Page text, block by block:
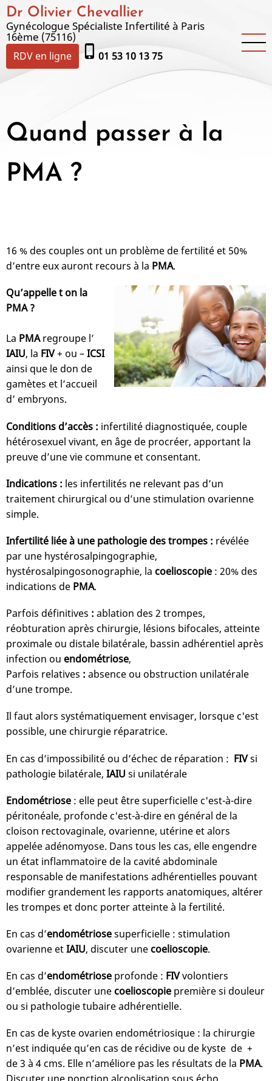
Aller
au
contenu
principal
Dr Olivier Chevallier
Gynécologue Spécialiste Infertilité à Paris
16ème (75116)
RDV en ligne phone_iphone 01 53 10 13 75
Quand passer à la
PMA ?
16 % des couples ont un problème de fertilité et 50%
d’entre eux auront recours à la PMA.
Qu’appelle t on la
PMA ?
La PMAregroupe l’
IAIU, la FIV+ ou –ICSI
ainsi que le don de
gamètes et l’accueil
d’ embryons.
Conditions d’accès : infertilité diagnostiquée, couple
hétérosexuel vivant, en âge de procréer, apportant la
preuve d’une vie commune et consentant.
Indications : les infertilités ne relevant pas d’un
traitement chirurgical ou d’une stimulation ovarienne
simple.
Infertilité liée à une pathologie des trompes : révélée
par une hystérosalpingographie,
hystérosalpingosonographie, la coelioscopie : 20% des
indications de PMA.
Parfois définitives : ablation des 2 trompes,
réobturation après chirurgie, lésions bifocales, atteinte
proximale ou distale bilatérale, bassin adhérentiel après
infection ou endométriose,
Parfois relatives : absence ou obstruction unilatérale
d’une trompe.
Il faut alors systématiquement envisager, lorsque c'est
possible, une chirurgie réparatrice.
En cas d’impossibilité ou d’échec de réparation : FIVsi
pathologie bilatérale, IAIU si unilatérale
Endométriose : elle peut être superficielle c'est-à-dire
péritonéale, profonde c'est-à-dire en général de la
cloison rectovaginale, ovarienne, utérine et alors
appelée adénomyose. Dans tous les cas, elle engendre
un état inflammatoire de la cavité abdominale
responsable de manifestations adhérentielles pouvant
modifier grandement les rapports anatomiques, altérer
les trompes et donc porter atteinte à la fertilité.
En cas d’endométriosesuperficielle : stimulation
ovarienne etIAIU, discuter une coelioscopie.
En cas d’endométriose profonde : FIVvolontiers
d’emblée, discuter une coelioscopie première si douleur
ou si pathologie tubaire adhérentielle.
En cas de kyste ovarien endométriosique : la chirurgie
n’est indiquée qu’en cas de récidive ou de kyste de +
de 3 à 4 cms. Elle n’améliore pas les résultats de la PMA.